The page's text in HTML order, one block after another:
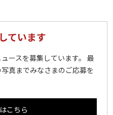
ています
ースを募集しています。 最
真までみなさまのご応募を
こちら